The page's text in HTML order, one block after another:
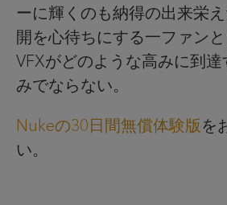
ーに輝くのも納得の出来栄
開を心待ちにする一ファン
VFXがどのような高みに到
みでならない。
Nukeの30日間無償体験版を
い。